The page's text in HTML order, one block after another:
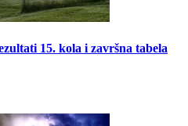
15. kola i završna tabela